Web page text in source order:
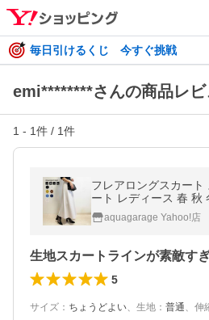
毎日引けるくじ 今すぐ挑戦
emi********さんの商品レビ
1 - 1件 / 1件
フレアロングスカート
ート レディース 春 秋
キン 美ライン きれい
ール便配送30・代引不
aquagarage Yahoo!店
生地スカートラインが素敵す
5
サイズ ： ちょうどよい、 生地 ： 普通、 伸